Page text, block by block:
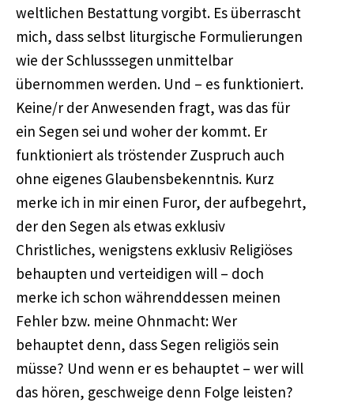
weltlichen Bestattung vorgibt. Es überrascht
mich, dass selbst liturgische Formulierungen
wie der Schlusssegen unmittelbar
übernommen werden. Und – es funktioniert.
Keine/r der Anwesenden fragt, was das für
ein Segen sei und woher der kommt. Er
funktioniert als tröstender Zuspruch auch
ohne eigenes Glaubensbekenntnis. Kurz
merke ich in mir einen Furor, der aufbegehrt,
der den Segen als etwas exklusiv
Christliches, wenigstens exklusiv Religiöses
behaupten und verteidigen will – doch
merke ich schon währenddessen meinen
Fehler bzw. meine Ohnmacht: Wer
behauptet denn, dass Segen religiös sein
müsse? Und wenn er es behauptet – wer will
das hören, geschweige denn Folge leisten?